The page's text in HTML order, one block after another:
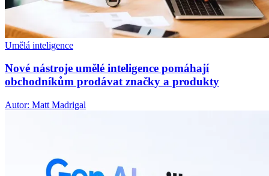
Umělá inteligence
Nové nástroje umělé inteligence pomáhají
obchodníkům prodávat značky a produkty
Autor: Matt Madrigal